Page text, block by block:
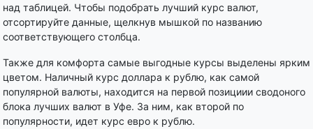
над таблицей. Чтобы подобрать лучший курс валют,
отсортируйте данные, щелкнув мышкой по названию
соответствующего столбца.
Также для комфорта самые выгодные курсы выделены ярким
цветом. Наличный курс доллара к рублю, как самой
популярной валюты, находится на первой позициии сводоного
блока лучших валют в Уфе. За ним, как второй по
популярности, идет курс евро к рублю.